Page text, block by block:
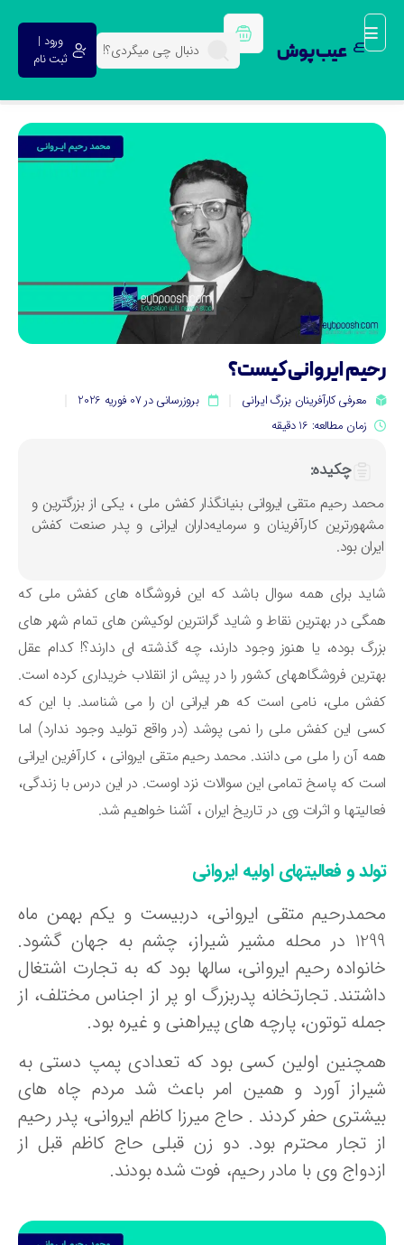
عیب پوش
ورود |
ثبت نام
ایروانی کیست؟
معرفی کارآفرینان بزرگ ایرانی
بروزرسانی در 07 فوریه 2026
زمان مطالعه: 16 دقیقه
چکیده:
رحیم متقی ایروانی بنیانگذار کفش ملی ، یکی از بزرگترین و
کارآفرینان و سرمایه‌داران ایرانی و پدر صنعت کفش
بود.
برای همه سوال باشد که این فروشگاه های کفش ملی که
در بهترین نقاط و شاید گرانترین لوکیشن های تمام شهر های
بوده، یا هنوز وجود دارند، چه گذشته ای دارند؟! کدام عقل
فروشگاههای کشور را در پیش از انقلاب خریداری کرده است.
ملی، نامی است که هر ایرانی ان را می شناسد. با این که
این کفش ملی را نمی پوشد (در واقع تولید وجود ندارد) اما
آن را ملی می دانند. محمد رحیم متقی ایروانی ، کارآفرین ایرانی
که پاسخ تمامی این سوالات نزد اوست. در این درس با زندگی،
و اثرات وی در تاریخ ایران ، آشنا خواهیم شد.
و فعالیتهای اولیه ایروانی
متقی ایروانی، دربیست و یکم بهمن ماه
1299 در محله مشیر شیراز، چشم به جهان گشود.
رحیم ایروانی، سالها بود که به تجارت اشتغال
تجارتخانه پدربزرگ او پر از اجناس مختلف، از
توتون، پارچه های پیراهنی و غیره بود.
اولین کسی بود که تعدادی پمپ دستی به
آورد و همین امر باعث شد مردم چاه های
حفر کردند . حاج میرزا کاظم ایروانی، پدر رحیم
تجار محترم بود. دو زن قبلی حاج کاظم قبل از
وی با مادر رحیم، فوت شده بودند.